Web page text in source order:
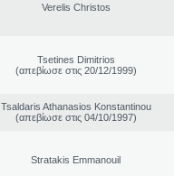
Verelis Christos
Tsetines Dimitrios
(απεβίωσε στις 20/12/1999)
Tsaldaris Athanasios Konstantinou
(απεβίωσε στις 04/10/1997)
Stratakis Emmanouil